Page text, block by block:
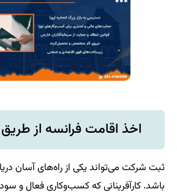
اخذ اقامت فرانسه از
ثبت شرکت می‌تواند یکی از راه‌های آسان
باشد. کارآفرینانی که کسب‌وکاری فعال و